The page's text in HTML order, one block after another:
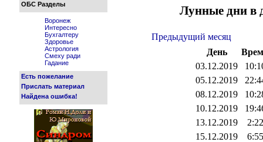
ОБС Разделы
Воронеж
Интересно
Бухгалтеру
Здоровье
Астрология
Смеху ради
Гадание
Есть пожелание
Прислать материал
Найдена ошибка!
Лунные дни в
Предыдущий месяц
День
03.12.2019
05.12.2019
08.12.2019
10.12.2019
13.12.2019
2:22
15.12.2019
6:55